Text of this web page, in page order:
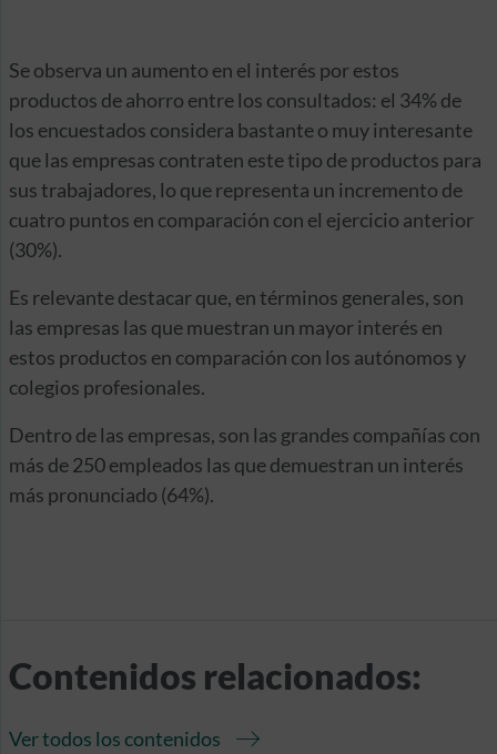
Se observa un aumento en el interés por estos
productos de ahorro entre los consultados: el 34% de
los encuestados considera bastante o muy interesante
que las empresas contraten este tipo de productos para
sus trabajadores, lo que representa un incremento de
cuatro puntos en comparación con el ejercicio anterior
(30%).
Es relevante destacar que, en términos generales, son
las empresas las que muestran un mayor interés en
estos productos en comparación con los autónomos y
colegios profesionales.
Dentro de las empresas, son las grandes compañías con
más de 250 empleados las que demuestran un interés
más pronunciado (64%).
Contenidos relacionados:
Ver todos los contenidos